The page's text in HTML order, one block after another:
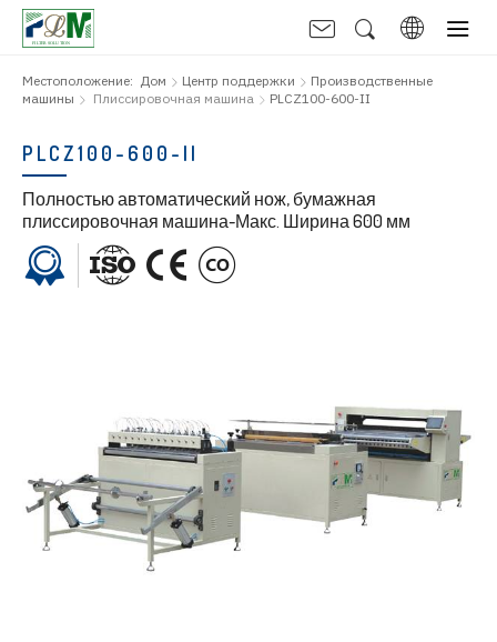
Местоположение: Дом Центр поддержки
Производственные
машины
Плиссировочная машина PLCZ100-600-II
PLCZ100-600-II
Полностью автоматический нож, бумажная
плиссировочная машина-Макс. Ширина 600 мм